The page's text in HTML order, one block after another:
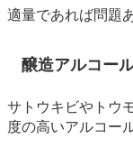
適量であれば問題
醸造アルコー
サトウキビやトウ
度の高いアルコー